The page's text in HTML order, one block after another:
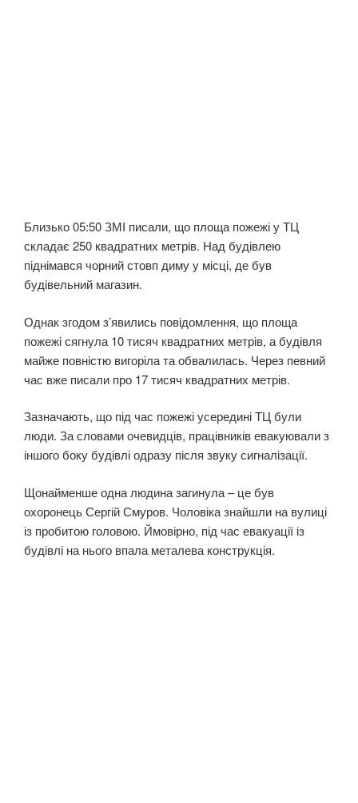
Близько 05:50 ЗМІ писали, що площа пожежі у ТЦ
складає 250 квадратних метрів. Над будівлею
піднімався чорний стовп диму у місці, де був
будівельний магазин.
Однак згодом з’явились повідомлення, що площа
пожежі сягнула 10 тисяч квадратних метрів, а будівля
майже повністю вигоріла та обвалилась. Через певний
час вже писали про 17 тисяч квадратних метрів.
Зазначають, що під час пожежі усередині ТЦ були
люди. За словами очевидців, працівників евакуювали з
іншого боку будівлі одразу після звуку сигналізації.
Щонайменше одна людина загинула – це був
охоронець Сергій Смуров. Чоловіка знайшли на вулиці
із пробитою головою. Ймовірно, під час евакуації із
будівлі на нього впала металева конструкція.